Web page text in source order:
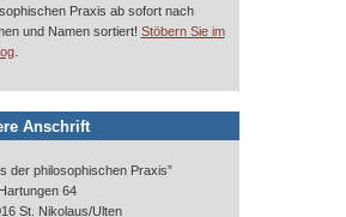
Praxis ab sofort nach
und Namen sortiert! Stöbern Sie im
.
Anschrift
der philosophischen Praxis”
64
St. Nikolaus/Ulten